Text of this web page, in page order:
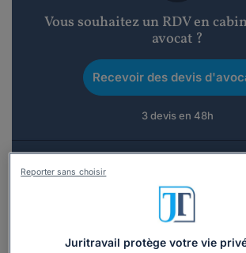
Vous souhaitez un RDV en
avocat ?
Recevoir des devis
3 devis en 48h
Vous souhaitez une
téléphone ?
Juritravail protège votre vie
Reporter sans choisir